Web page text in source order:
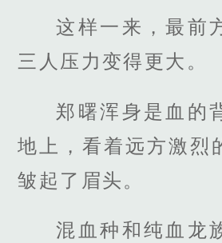
这样一来，最前
三人压力变得更大。
郑曙浑身是血的
地上，看着远方激烈
皱起了眉头。
混血种和纯血龙